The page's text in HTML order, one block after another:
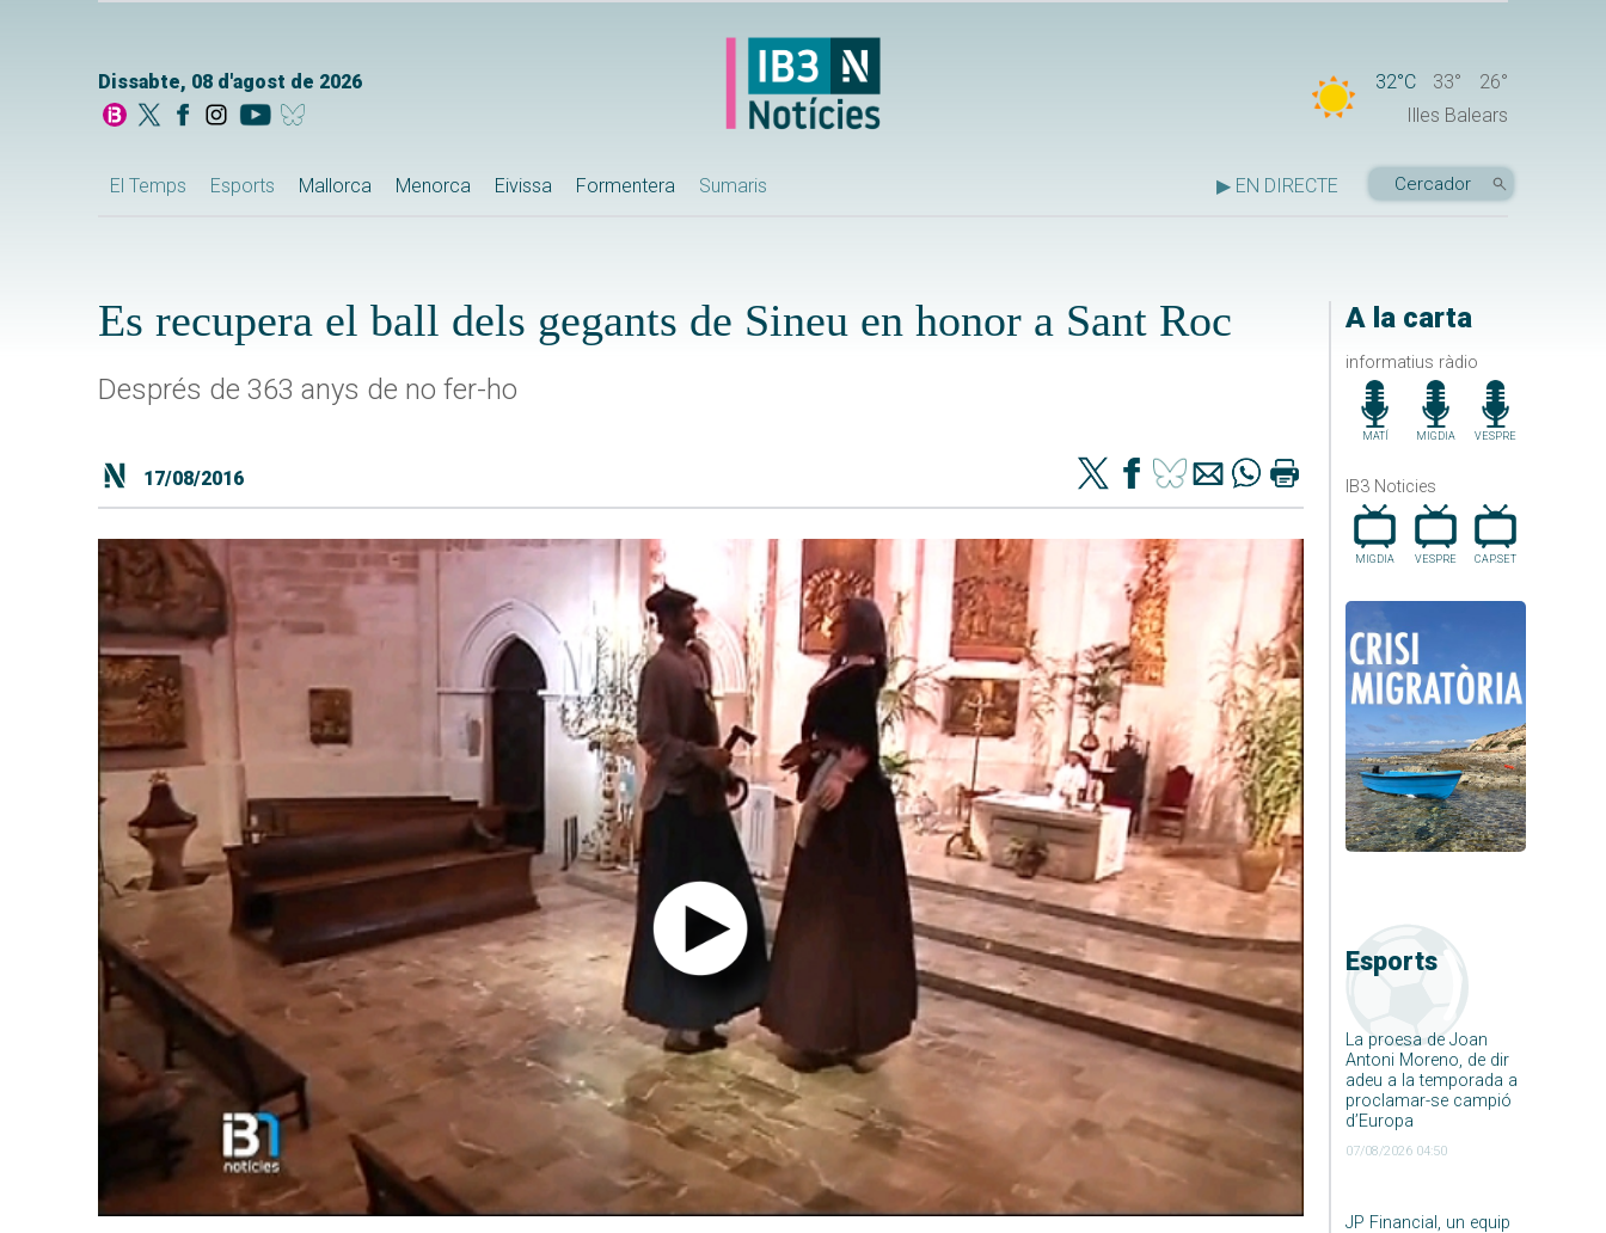
Dissabte, 08 d'agost de 2026 32°C 33°
26°
Illes Balears
El Temps Esports Mallorca Menorca Eivissa Formentera Sumaris ▶ EN DIRECTE
A la carta
informatius ràdio
MATÍ MIGDIA VESPRE
IB3 Noticies
MIGDIA VESPRE CAP.SET
Esports
La proesa de Joan
Antoni Moreno, de dir
adeu a la temporada a
proclamar-se campió
d’Europa
07/08/2026 04:50
JP Financial, un equip
Es recupera el ball dels gegants de Sineu en honor a Sant Roc
Després de 363 anys de no fer-ho
17/08/2016